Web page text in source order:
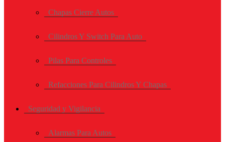
Chapas Cierre Autos
Cilindros Y Switch Para Auto
Pilas Para Controles
Refacciones Para Cilindros Y Chapas
Seguridad y Vigilancia
Alarmas Para Autos